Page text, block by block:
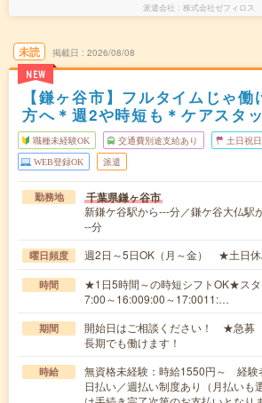
派遣会社 株式会社ゼフィロス
未読
NEW
掲載日 2026/08/08
【鎌ヶ谷市】フルタイムじゃ働
方へ＊週2や時短も＊ケアスタ
職種未経験OK 交通費別途支給あり 土日祝
WEB登録OK 派遣
勤務地 千葉県鎌ヶ谷市
新鎌ケ谷駅から---分／鎌ケ谷大仏駅
--分
曜日頻度 週2日～5日OK（月～金） ★土日休
時間
★1日5時間～の時短シフトOK★スタ
7:00～16:009:00～17:0011:…
期間
開始日はご相談ください！ ★急募
長期でも働けます！
時給
無資格未経験：時給1550円～ 経
日払い／週払い制度あり（月払いも